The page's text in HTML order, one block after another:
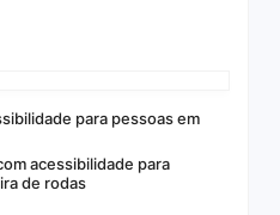
para pessoas em
acessibilidade para
de rodas